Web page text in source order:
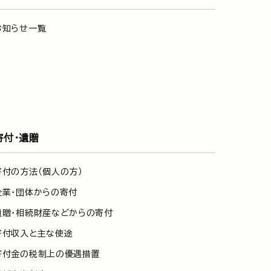
知らせ一覧
付・遺贈
付の方法（個人の方）
業・団体からの寄付
贈・相続財産などからの寄付
付収入と主な使途
付金の税制上の優遇措置